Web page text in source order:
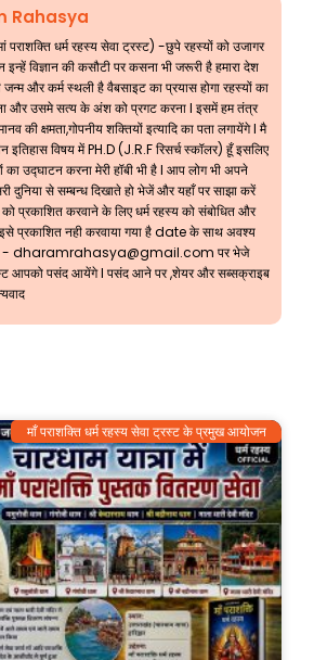
Rahasya
पराशक्ति धर्म रहस्य सेवा ट्रस्ट) -छुपे रहस्यों को उजागर
विज्ञान की कसौटी पर कसना भी जरूरी है हमारा देश
जन्म और कर्म स्थली है वैबसाइट का प्रयास होगा रहस्यों का
और उसमे सत्य के अंश को प्रगट करना l इसमें हम तंत्र
की क्षमता,गोपनीय शक्तियों इत्यादि का पता लगायेंगे l मै
इतिहास विषय में PH.D (J.R.F रिसर्च स्कॉलर) हूँ इसलिए
का उद्घाटन करना मेरी हॉबी भी है l आप लोग भी अपने
दुनिया से सम्बन्ध दिखाते हो भेजें और यहाँ पर साझा करें
प्रकाशित करवाने के लिए धर्म रहस्य को संबोधित और
प्रकाशित नही करवाया गया है date के साथ अवश्य
- dharamrahasya@gmail.com पर भेजे
आपको पसंद आयेंगे l पसंद आने पर ,शेयर और सब्सक्राइब
माँ पराशक्ति धर्म रहस्य सेवा ट्रस्ट के प्रमुख आयोजन